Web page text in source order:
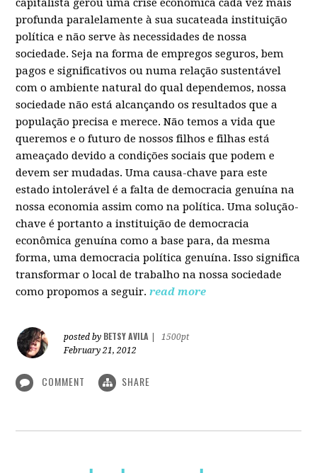
capitalista gerou uma crise econômica cada vez mais
profunda paralelamente à sua sucateada instituição
política e não serve às necessidades de nossa
sociedade. Seja na forma de empregos seguros, bem
pagos e significativos ou numa relação sustentável
com o ambiente natural do qual dependemos, nossa
sociedade não está alcançando os resultados que a
população precisa e merece. Não temos a vida que
queremos e o futuro de nossos filhos e filhas está
ameaçado devido a condições sociais que podem e
devem ser mudadas. Uma causa-chave para este
estado intolerável é a falta de democracia genuína na
nossa economia assim como na política. Uma solução-
chave é portanto a instituição de democracia
econômica genuína como a base para, da mesma
forma, uma democracia política genuína. Isso significa
transformar o local de trabalho na nossa sociedade
como propomos a seguir. read more
posted by BETSY AVILA
1500pt
February 21, 2012
COMMENT SHARE